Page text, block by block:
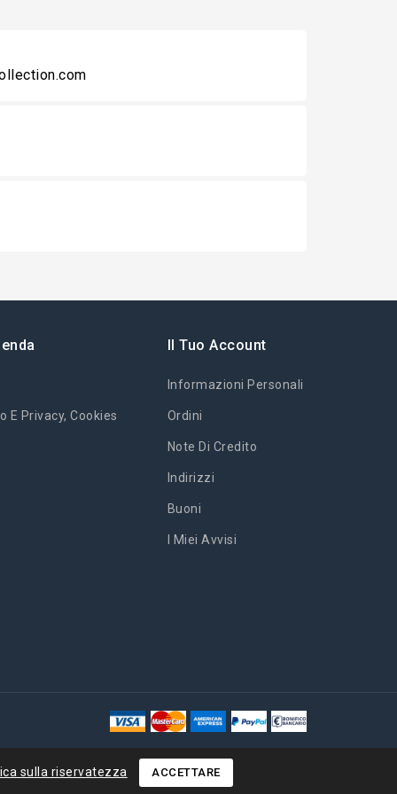
E Privacy, Cookies
Il Tuo Account
Informazioni Personali
Ordini
Note Di Credito
Indirizzi
Buoni
I Miei Avvisi
sulla riservatezza ACCETTARE